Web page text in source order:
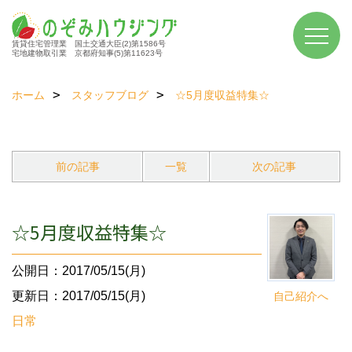
賃貸住宅管理業 国土交通大臣(2)第1586号
宅地建物取引業 京都府知事(5)第11623号
ホーム スタッフブログ ☆5月度収益特集☆
前の記事 一覧 次の記事
自己紹介へ
☆5月度収益特集☆
公開日：2017/05/15(月)
更新日：2017/05/15(月)
日常